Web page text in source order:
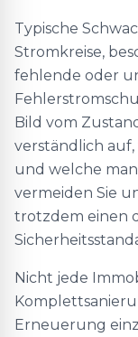
Typische
Stromkreise,
fehlende oder
Bild vom
verständlich
und welche
vermeiden Sie
trotzdem einen
Nicht jede
Erneuerung